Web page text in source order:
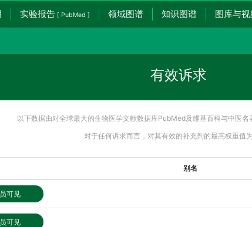
实验报告 [ PubMed ] 领域图谱 知识图谱 图库与视
有效诉求
以下数据由对全球最大的生物医学文献数据库PubMed及维基百科与中医名
对于任何诉求而言，对其有效的补充剂的最高权重值为
别名
可见
可见